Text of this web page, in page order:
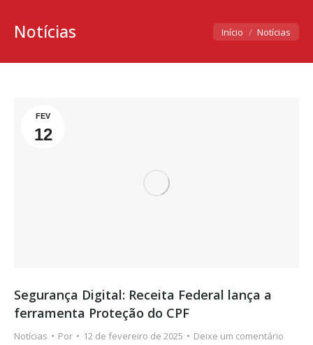
Notícias Você está aqui:
Início Notícias
FEV
12
Segurança Digital: Receita Federal lança a
ferramenta Proteção do CPF
Notícias Por 12 de fevereiro de 2025 Deixe um comentário